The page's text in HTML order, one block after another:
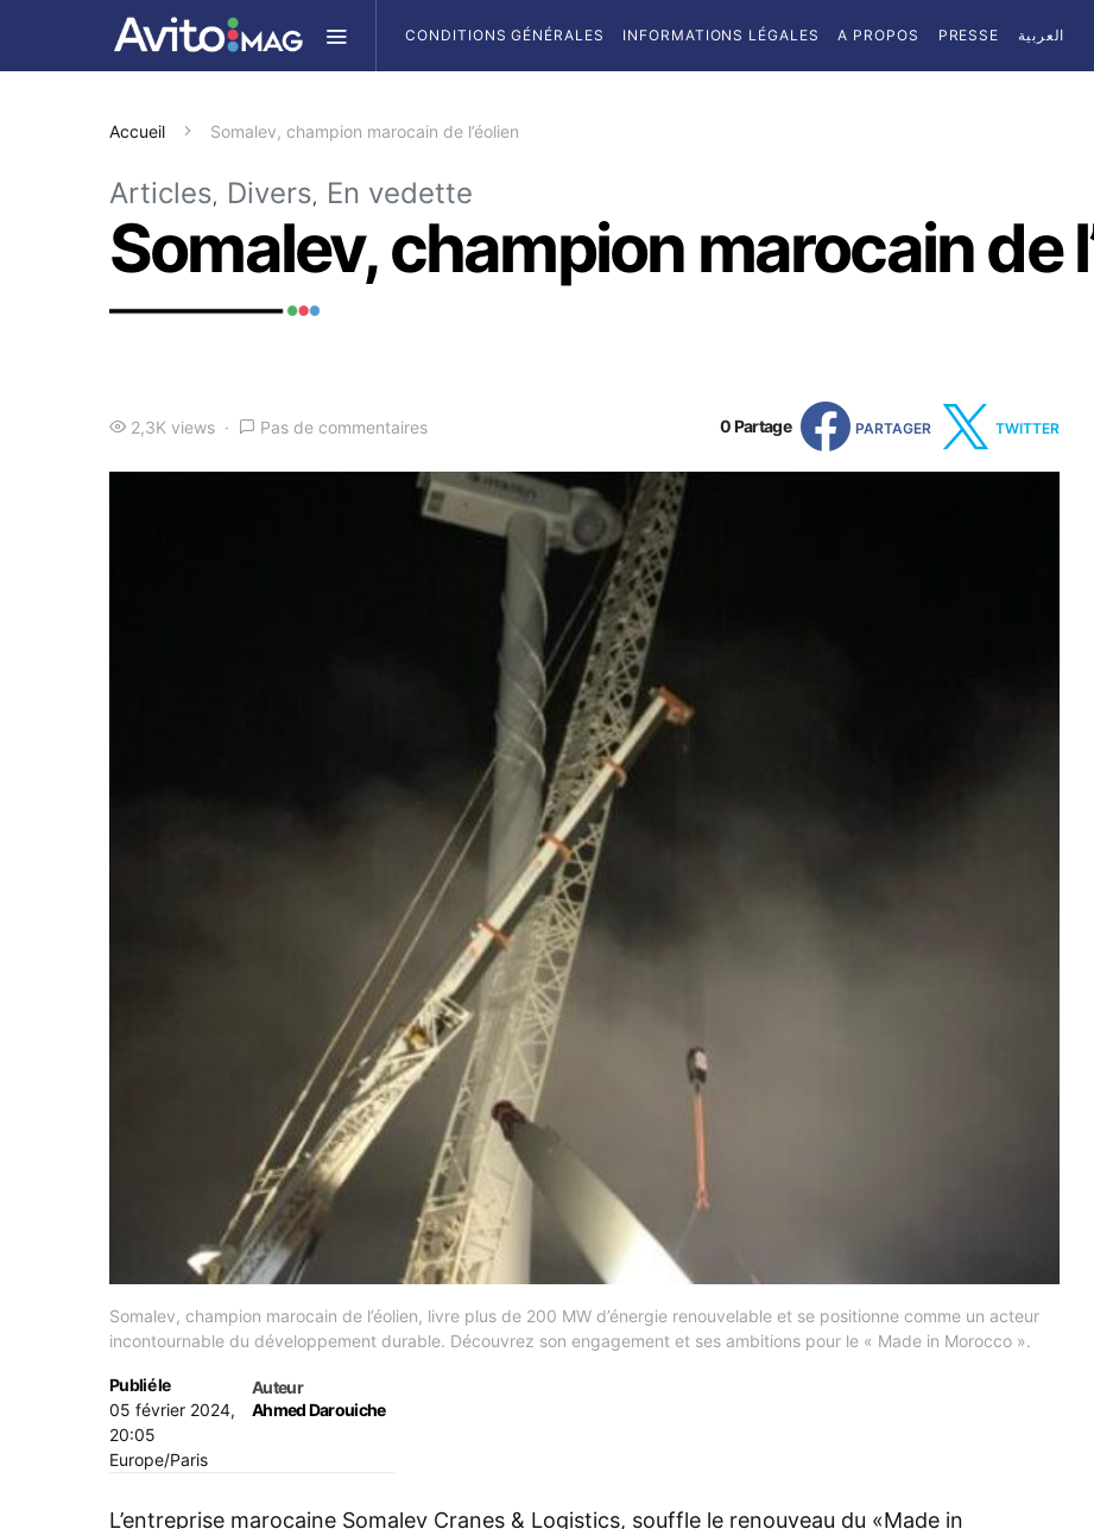
CONDITIONS GÉNÉRALES INFORMATIONS LÉGALES A PROPOS PRESSE العربية
Accueil Somalev, champion marocain de l’éolien
Articles Divers En vedette
Somalev, champion marocain de
2,3K views Pas de commentaires 0
Somalev, champion marocain de l’éolien, livre plus de 200 MW d’énergie renouvelable et se positionne comme un acteur
incontournable du développement durable. Découvrez son engagement et ses ambitions pour le « Made in Morocco ».
Publié le
05 février 2024,
20:05
Europe/Paris
Auteur
Ahmed Darouiche
L’entreprise marocaine Somalev Cranes & Logistics, souffle le renouveau du «Made in